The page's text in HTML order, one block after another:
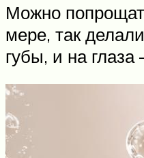
Можно
мере, так
губы, и на